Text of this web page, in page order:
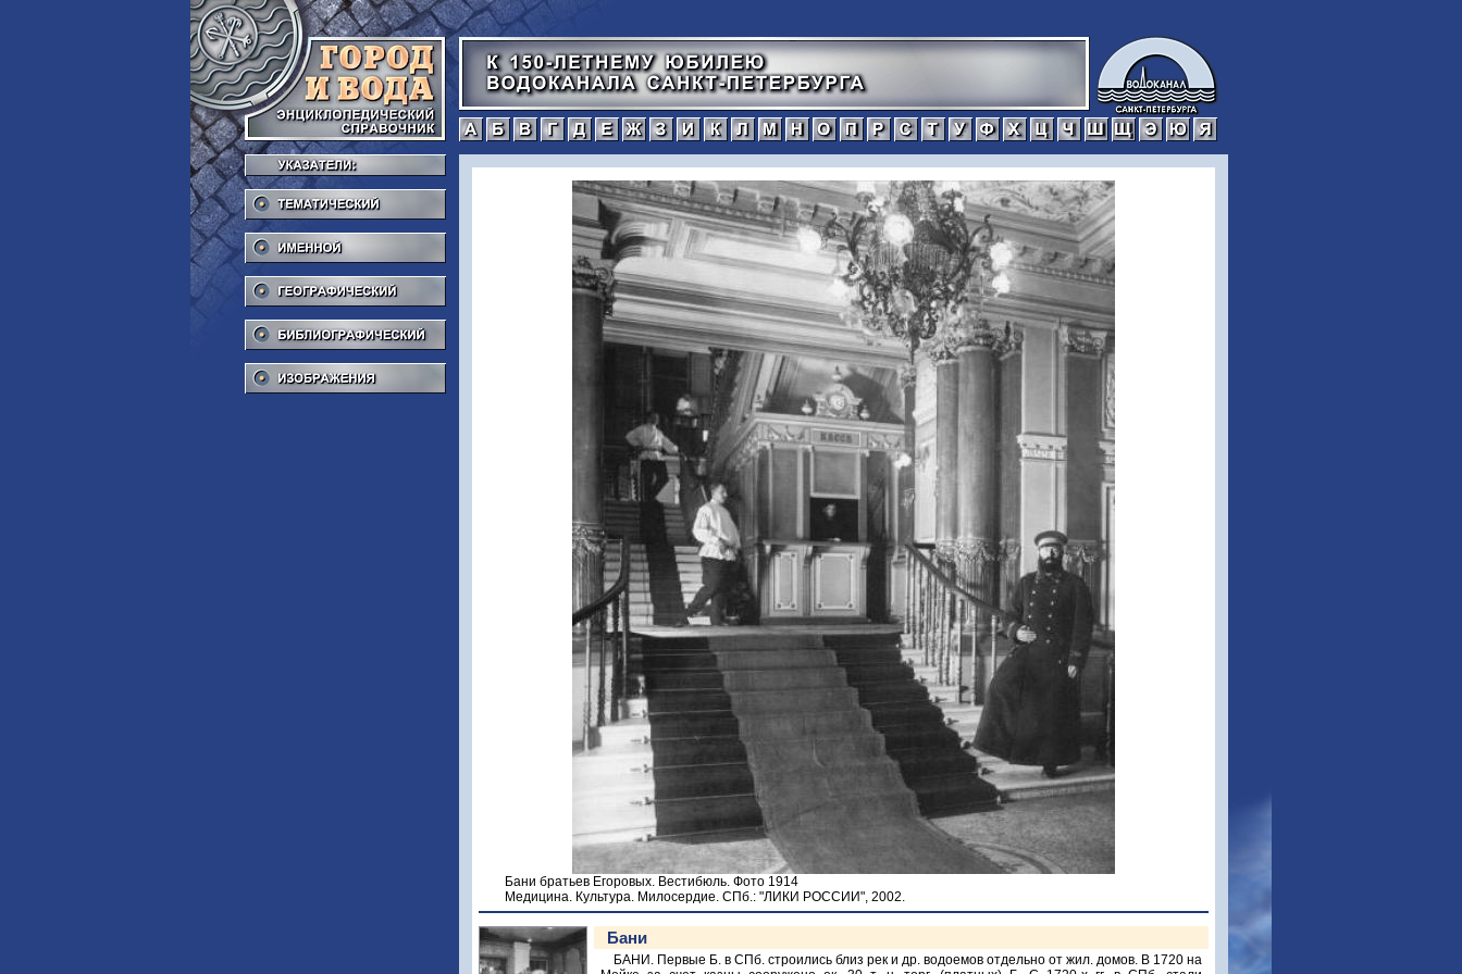
Географический
Библиографический
а б в г д е ж з и к л м н о п р с т у ф х ц ч ш
Бани братьев Егоровых. Вестибюль. Фото 1914
Медицина. Культура. Милосердие. СПб.: "ЛИКИ РОССИИ", 2002.
Бани
БАНИ. Первые Б. в СПб. строились близ рек и др. водоемов отдельно от жил. домов. В 1720 на